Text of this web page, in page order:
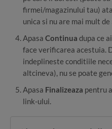
firmei/magazinului tau)
unica si nu are mai mult
Apasa Continua dupa ce
face verificarea acestuia.
indeplineste conditiile
altcineva), nu se poate
Apasa Finalizeaza pentru
link-ului.